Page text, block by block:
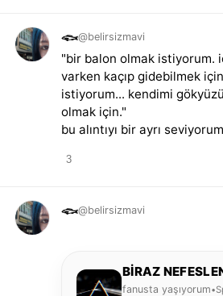
𓆟@belirsizmavi
"bir balon olmak istiyorum.
varken kaçıp gidebilmek
istiyorum... kendimi
olmak için."
bu alıntıyı bir ayrı
3
𓆟@belirsizmavi
BIRAZ
fanusta yaşıyorum•